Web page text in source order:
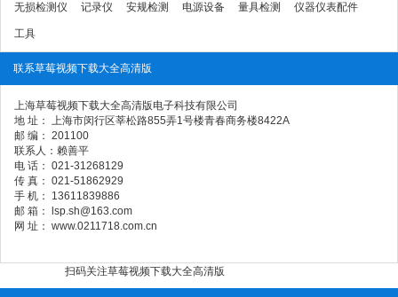
无损检测仪 记录仪 安规检测 电源设备 量具检测 仪器仪表配件
工具
联系草莓视频下载大全高清版
上海草莓视频下载大全高清版电子科技有限公司
地 址： 上海市闵行区莘松路855弄1号楼青春商务楼8422A
邮 编： 201100
联系人：赖善平
电 话： 021-31268129
传 真： 021-51862929
手 机： 13611839886
邮 箱： lsp.sh@163.com
网 址： www.0211718.com.cn
扫码关注草莓视频下载大全高清版